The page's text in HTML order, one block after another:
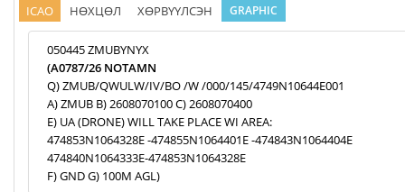
ICAO НӨХЦӨЛ ХӨРВҮҮЛСЭН GRAPHIC
050445 ZMUBYNYX
(A0787/26 NOTAMN
Q) ZMUB/QWULW/IV/BO /W /000/145/4749N10644E001
A) ZMUB B) 2608070100 C) 2608070400
E) UA (DRONE) WILL TAKE PLACE WI AREA:
474853N1064328E -474855N1064401E -474843N1064404E
474840N1064333E-474853N1064328E
F) GND G) 100M AGL)